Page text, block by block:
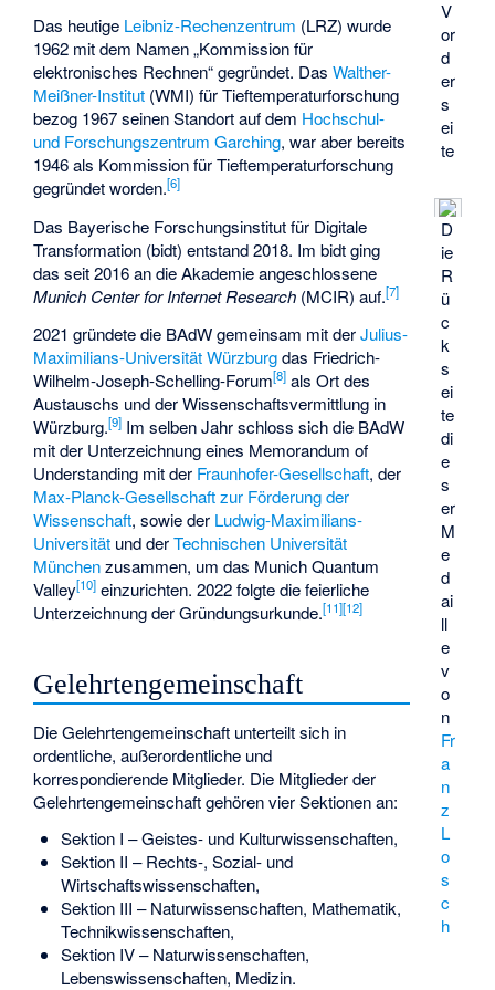
V
or
d
er
s
ei
te
D
ie
R
ü
c
k
s
ei
te
di
e
s
er
M
e
d
ai
ll
e
v
o
n
Fr
a
n
z
L
o
s
c
h
Das heutige Leibniz-Rechenzentrum (LRZ) wurde
1962 mit dem Namen „Kommission für
elektronisches Rechnen“ gegründet. DasWalther-
Meißner-Institut (WMI) für Tieftemperaturforschung
bezog 1967 seinen Standort auf dem Hochschul-
und Forschungszentrum Garching, war aber bereits
1946 als Kommission für Tieftemperaturforschung
gegründet worden.[6]
Das Bayerische Forschungsinstitut für Digitale
Transformation (bidt) entstand 2018. Im bidt ging
das seit 2016 an die Akademie angeschlossene
Munich Center for Internet Research (MCIR) auf.[7]
2021 gründete die BAdW gemeinsam mit derJulius-
Maximilians-Universität Würzburgdas Friedrich-
Wilhelm-Joseph-Schelling-Forum[8] als Ort des
Austauschs und der Wissenschaftsvermittlung in
Würzburg.[9] Im selben Jahr schloss sich die BAdW
mit der Unterzeichnung eines Memorandum of
Understanding mit der Fraunhofer-Gesellschaft, der
Max-Planck-Gesellschaft zur Förderung der
Wissenschaft, sowie der Ludwig-Maximilians-
Universität und derTechnischen Universität
Münchenzusammen, um das Munich Quantum
Valley[10] einzurichten. 2022 folgte die feierliche
Unterzeichnung der Gründungsurkunde.[11][12]
Gelehrtengemeinschaft
Die Gelehrtengemeinschaft unterteilt sich in
ordentliche, außerordentliche und
korrespondierende Mitglieder. Die Mitglieder der
Gelehrtengemeinschaft gehören vier Sektionen an:
Sektion I – Geistes- und Kulturwissenschaften,
Sektion II – Rechts-, Sozial- und
Wirtschaftswissenschaften,
Sektion III – Naturwissenschaften, Mathematik,
Technikwissenschaften,
Sektion IV – Naturwissenschaften,
Lebenswissenschaften, Medizin.